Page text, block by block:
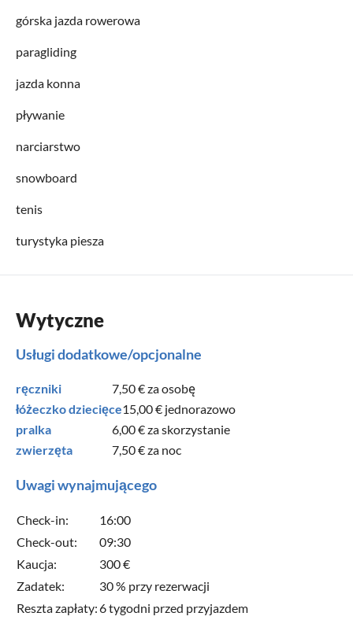
górska jazda rowerowa
paragliding
jazda konna
pływanie
narciarstwo
snowboard
tenis
turystyka piesza
Wytyczne
Usługi dodatkowe/opcjonalne
ręczniki 7,50 €za osobę
łóżeczko dziecięce15,00 € jednorazowo
pralka
6,00 €za skorzystanie
zwierzęta
7,50 €za noc
Uwagi wynajmującego
Check-in:
16:00
Check-out:
09:30
Kaucja:
300 €
Zadatek:
30 % przy rezerwacji
Reszta zapłaty:6 tygodni przed przyjazdem